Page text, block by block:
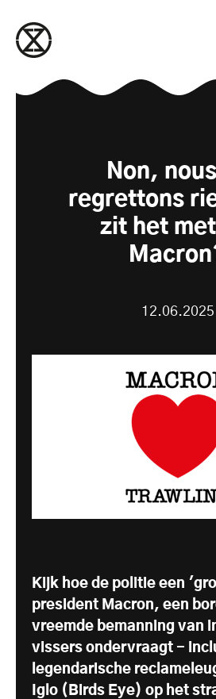
Non,
regrettons
zit het
12.06.2025
Kijk hoe de politie een
president Macron, een
vreemde bemanning van
vissers ondervraagt -
legendarische
Iglo (Birds Eye) op het